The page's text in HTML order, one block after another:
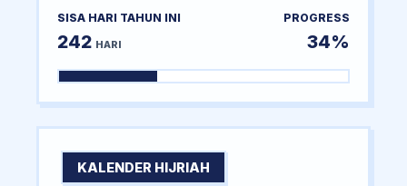
SISA HARI TAHUN INI
242 HARI
PROGRESS
34%
KALENDER HIJRIAH